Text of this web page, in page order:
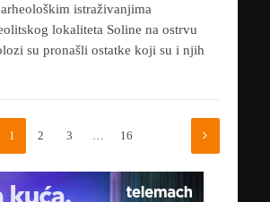
istraživanjima
lokaliteta Soline na ostrvu
su pronašli ostatke koji su i njih
1 2 3 16